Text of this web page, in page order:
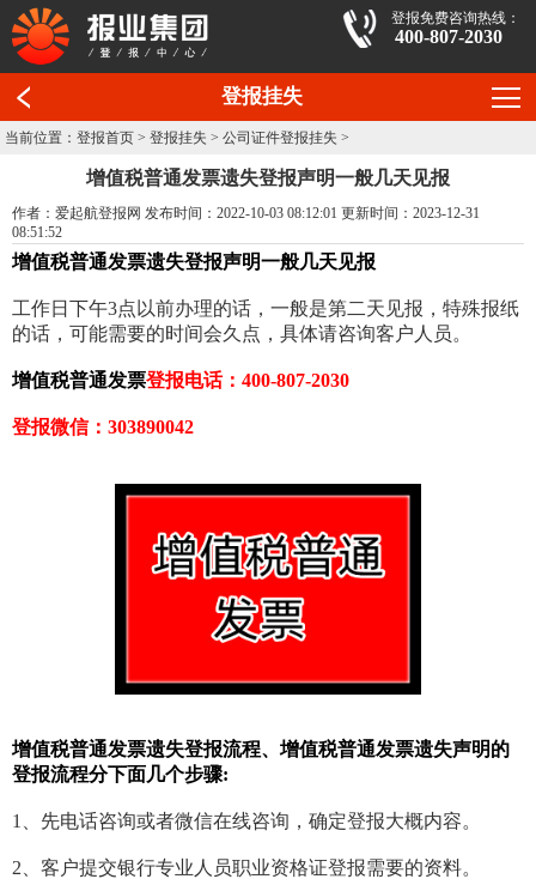
登报免费咨询热线：
400-807-2030
登报挂失
当前位置：登报首页 >登报挂失 >公司证件登报挂失 >
增值税普通发票遗失登报声明一般几天见报
作者：爱起航登报网 发布时间：2022-10-03 08:12:01 更新时间：2023-12-31
08:51:52
增值税普通发票遗失登报声明一般几天见报
工作日下午3点以前办理的话，一般是第二天见报，特殊报纸
的话，可能需要的时间会久点，具体请咨询客户人员。
增值税普通发票登报电话：400-807-2030
登报微信：303890042
增值税普通发票遗失登报流程、增值税普通发票遗失声明的
登报流程分下面几个步骤:
1、先电话咨询或者微信在线咨询，确定登报大概内容。
2、客户提交银行专业人员职业资格证登报需要的资料。